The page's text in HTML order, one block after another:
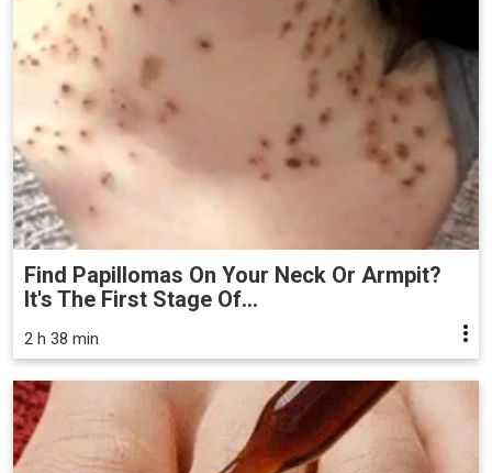
Find Papillomas On Your Neck Or Armpit?
It's The First Stage Of...
2 h 38 min